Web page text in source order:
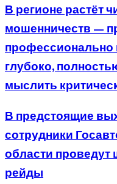
В регионе растёт
мошенничеств —
глубоко,
мыслить
В предстоящие
сотрудники
области
рейды